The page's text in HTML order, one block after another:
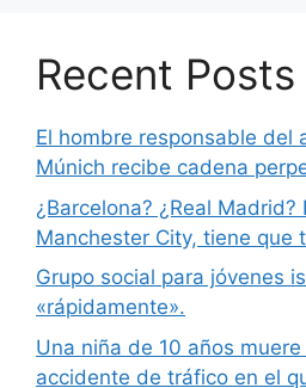
Recent Posts
El hombre responsable del
Múnich recibe cadena
¿Barcelona? ¿Real Madrid?
Manchester City, tiene que
Grupo social para jóvenes
«rápidamente».
Una niña de 10 años
accidente de tráfico en el